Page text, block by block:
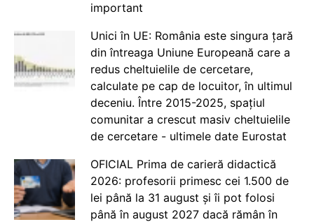
important
Unici în UE: România este singura țară
din întreaga Uniune Europeană care a
redus cheltuielile de cercetare,
calculate pe cap de locuitor, în ultimul
deceniu. Între 2015-2025, spațiul
comunitar a crescut masiv cheltuielile
de cercetare - ultimele date Eurostat
OFICIAL Prima de carieră didactică
2026: profesorii primesc cei 1.500 de
lei până la 31 august și îi pot folosi
până în august 2027 dacă rămân în